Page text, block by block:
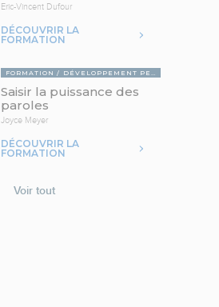
Eric-Vincent Dufour
DÉCOUVRIR LA
FORMATION
FORMATION DÉVELOPPEMENT PERSONNEL
Saisir la puissance des
paroles
Joyce Meyer
DÉCOUVRIR LA
FORMATION
Voir tout